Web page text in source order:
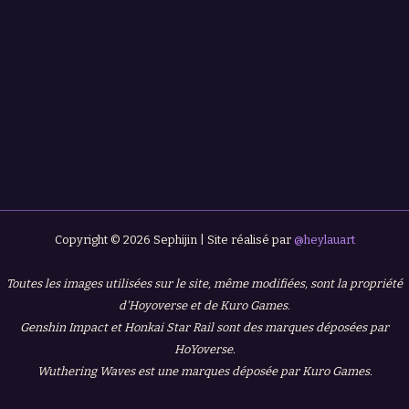
Copyright © 2026 Sephijin | Site réalisé par @heylauart
Toutes les images utilisées sur le site, même modifiées, sont la propriété
d'Hoyoverse et de Kuro Games.
Genshin Impact et Honkai Star Rail sont des marques déposées par
HoYoverse.
Wuthering Waves est une marques déposée par Kuro Games.